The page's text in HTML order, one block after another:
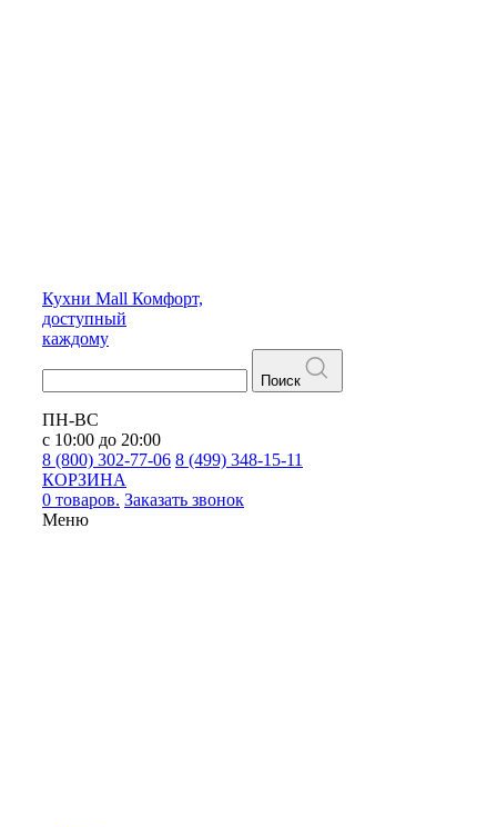
Кухни Mall Комфорт,
доступный
каждому
Поиск
ПН-ВС
с 10:00 до 20:00
8 (800) 302-77-06 8 (499) 348-15-11
КОРЗИНА
0 товаров. Заказать звонок
Меню